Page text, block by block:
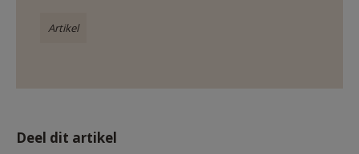
Artikel
Deel dit artikel